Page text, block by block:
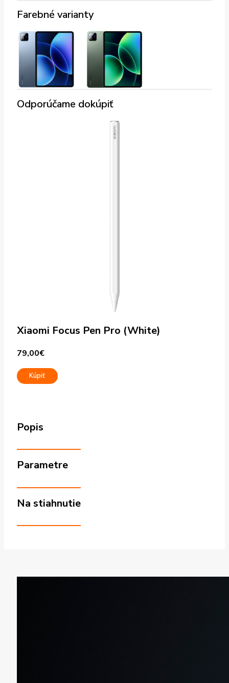
Farebné varianty
Odporúčame dokúpiť
Xiaomi Focus Pen Pro (White)
79,00€
Kúpiť
Popis
Parametre
Na stiahnutie